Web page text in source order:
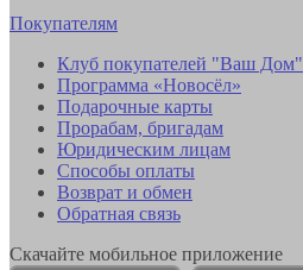
Покупателям
Клуб покупателей "Ваш Дом"
Программа «Новосёл»
Подарочные карты
Прорабам, бригадам
Юридическим лицам
Способы оплаты
Возврат и обмен
Обратная связь
Скачайте мобильное приложение